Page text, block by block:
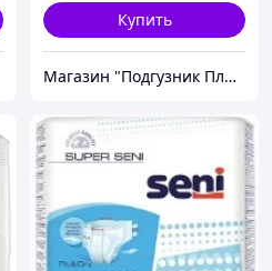
Купить
Магазин "Подгузник Плюс"